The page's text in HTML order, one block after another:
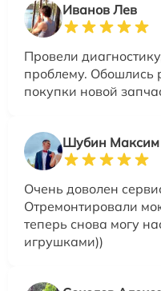
Иванов Лев
Провели
проблему. Обошлись
покупки новой
Шубин Максим
Очень доволен
Отремонтировали
теперь снова могу
игрушками))